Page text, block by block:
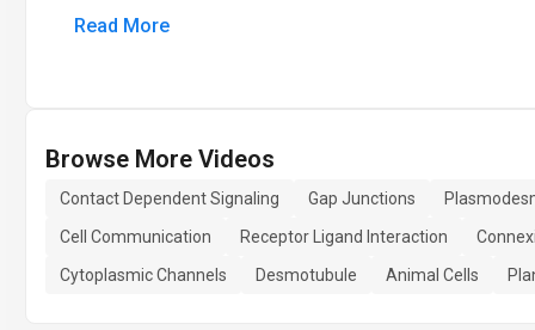
Read More
Browse More Videos
Contact Dependent Signaling Gap Junctions
Cell Communication
Receptor Ligand Interaction
Cytoplasmic Channels
Desmotubule Animal Cells